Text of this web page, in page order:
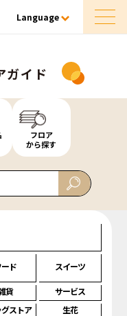
Language
ガイド
フロア
から探す
ード スイーツ
貨
サービス
グストア 生花